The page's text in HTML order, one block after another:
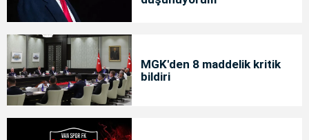
MGK'den 8 maddelik kritik
bildiri